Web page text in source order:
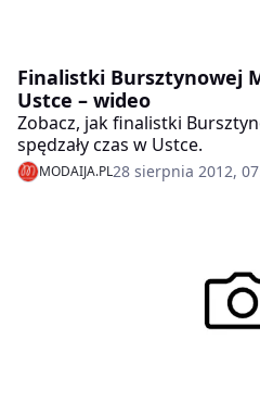
Finalistki Bursztynowej
Ustce – wideo
Zobacz, jak finalistki
spędzały czas w Ustce.
MODAIJA.PL28 sierpnia 2012,